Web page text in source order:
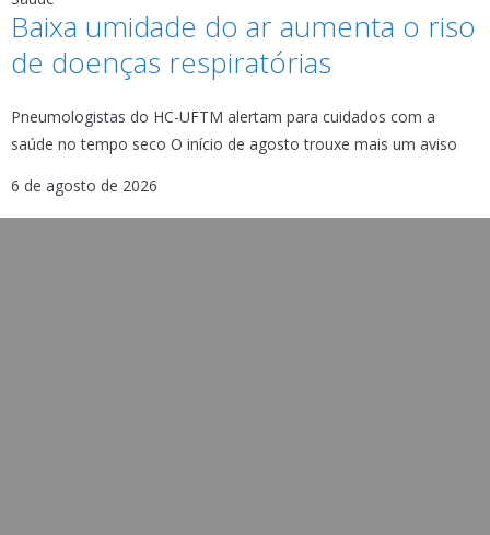
Baixa umidade do ar aumenta o riso
de doenças respiratórias
Pneumologistas do HC-UFTM alertam para cuidados com a
saúde no tempo seco O início de agosto trouxe mais um aviso
6 de agosto de 2026